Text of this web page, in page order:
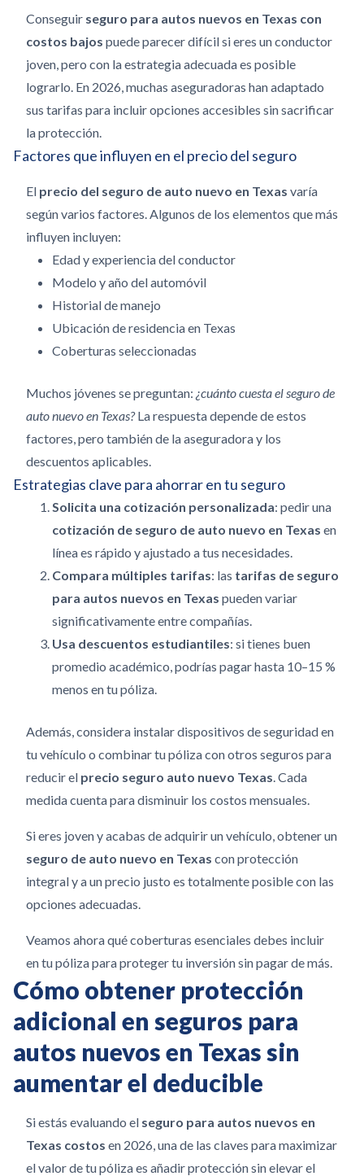
Conseguir seguro para autos nuevos en Texas con
costos bajos puede parecer difícil si eres un conductor
joven, pero con la estrategia adecuada es posible
lograrlo. En 2026, muchas aseguradoras han adaptado
sus tarifas para incluir opciones accesibles sin sacrificar
la protección.
Factores que influyen en el precio del seguro
El precio del seguro de auto nuevo en Texas varía
según varios factores. Algunos de los elementos que más
influyen incluyen:
Edad y experiencia del conductor
Modelo y año del automóvil
Historial de manejo
Ubicación de residencia en Texas
Coberturas seleccionadas
Muchos jóvenes se preguntan: ¿cuánto cuesta el seguro de
auto nuevo en Texas?La respuesta depende de estos
factores, pero también de la aseguradora y los
descuentos aplicables.
Estrategias clave para ahorrar en tu seguro
Solicita una cotización personalizada: pedir una
cotización de seguro de auto nuevo en Texas en
línea es rápido y ajustado a tus necesidades.
Compara múltiples tarifas: las tarifas de seguro
para autos nuevos en Texas pueden variar
significativamente entre compañías.
Usa descuentos estudiantiles: si tienes buen
promedio académico, podrías pagar hasta 10–15 %
menos en tu póliza.
Además, considera instalar dispositivos de seguridad en
tu vehículo o combinar tu póliza con otros seguros para
reducir el precio seguro auto nuevo Texas. Cada
medida cuenta para disminuir los costos mensuales.
Si eres joven y acabas de adquirir un vehículo, obtener un
seguro de auto nuevo en Texas con protección
integral y a un precio justo es totalmente posible con las
opciones adecuadas.
Veamos ahora qué coberturas esenciales debes incluir
en tu póliza para proteger tu inversión sin pagar de más.
Cómo obtener protección
adicional en seguros para
autos nuevos en Texas sin
aumentar el deducible
Si estás evaluando el seguro para autos nuevos en
Texas costos en 2026, una de las claves para maximizar
el valor de tu póliza es añadir protección sin elevar el